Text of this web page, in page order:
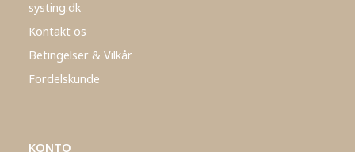
systing.dk
Kontakt os
Betingelser & Vilkår
Fordelskunde
KONTO